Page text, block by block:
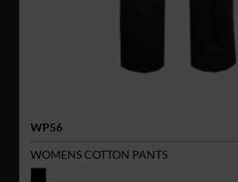
WP56
WOMENS COTTON PANTS